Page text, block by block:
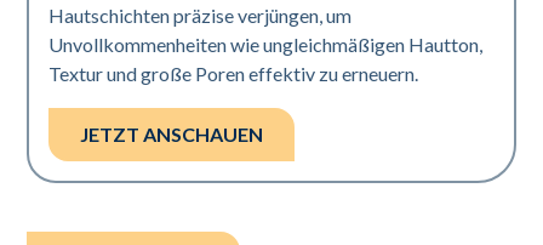
Hautschichten präzise verjüngen, um
Unvollkommenheiten wie ungleichmäßigen Hautton,
Textur und große Poren effektiv zu erneuern.
JETZT ANSCHAUEN